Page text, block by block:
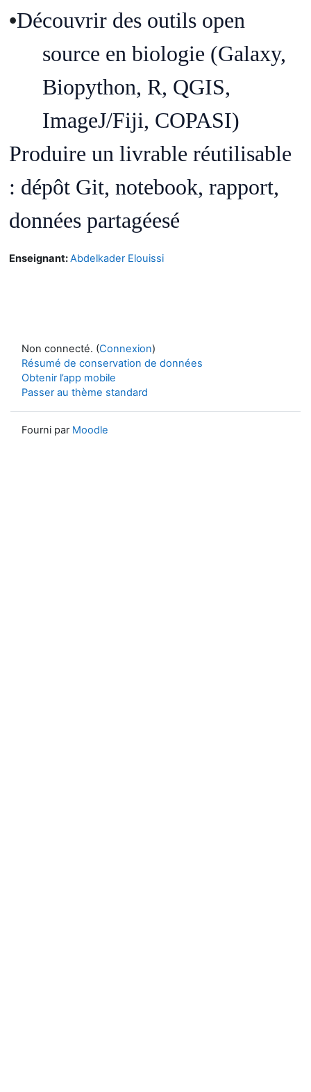
•Découvrir des outils open
source en biologie (Galaxy,
Biopython, R, QGIS,
ImageJ/Fiji, COPASI)
Produire un livrable réutilisable
: dépôt Git, notebook, rapport,
données partagéesé
Enseignant:Abdelkader Elouissi
Non connecté. (Connexion)
Résumé de conservation de données
Obtenir l’app mobile
Passer au thème standard
Fourni par Moodle